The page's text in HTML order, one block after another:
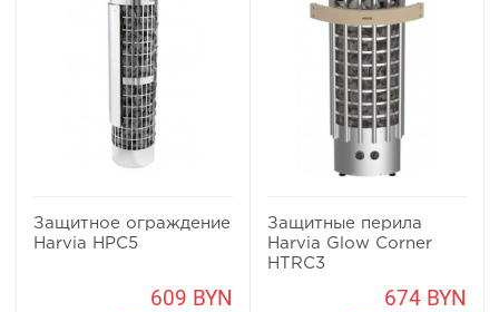
Защитное ограждение
Harvia HPC5
609 BYN
Защитные перила
Harvia Glow Corner
HTRC3
674 BYN